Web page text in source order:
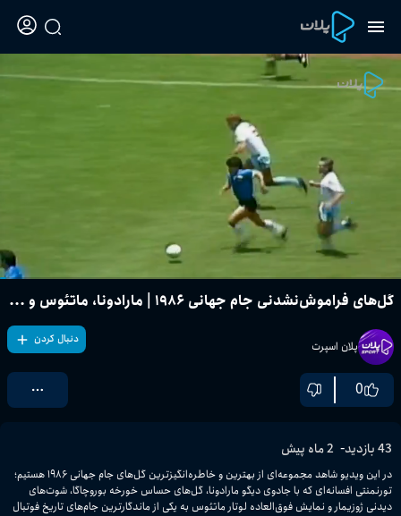
گل‌های فراموش‌نشدنی جام جهانی ۱۹۸۶ | مارادونا، ماتئوس و ...
پلان اسپرت دنبال کردن
0
43بازدید- 2 ماه پیش
در این ویدیو شاهد مجموعه‌ای از بهترین و خاطره‌انگیزترین گل‌های جام جهانی ۱۹۸۶ هستیم؛
تورنمنتی افسانه‌ای که با جادوی دیگو مارادونا، گل‌های حساس خورخه بوروچاگا، شوت‌های
دیدنی ژوزیمار و نمایش فوق‌العاده لوتار ماتئوس به یکی از ماندگارترین جام‌های تاریخ فوتبال